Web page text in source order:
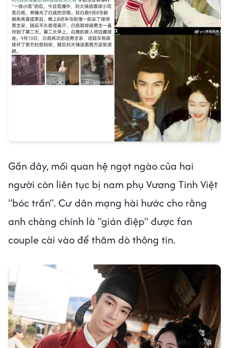
Gần đây, mối quan hệ ngọt ngào của hai
người còn liên tục bị nam phụ Vương Tinh Việt
"bóc trần". Cư dân mạng hài hước cho rằng
anh chàng chính là "gián điệp" được fan
couple cài vào để thăm dò thông tin.